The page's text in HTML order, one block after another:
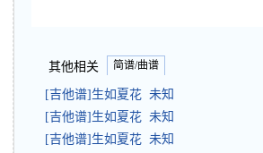
其他相关 简谱/曲谱
[吉他谱]生如夏花 未知
[吉他谱]生如夏花 未知
[吉他谱]生如夏花 未知